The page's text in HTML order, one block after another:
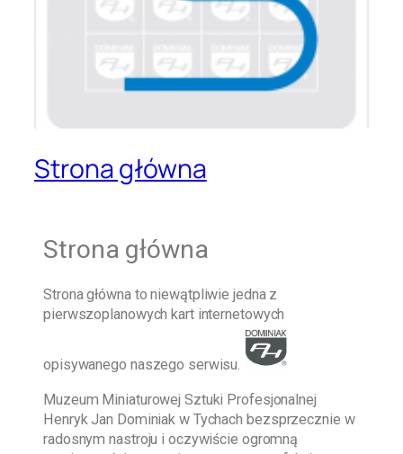
Strona główna
Strona główna
Strona głównato niewątpliwie jedna z
pierwszoplanowych kart internetowych
opisywanego naszego serwisu.
Muzeum Miniaturowej Sztuki Profesjonalnej
Henryk Jan Dominiak w Tychach bezsprzecznie w
radosnym nastroju i oczywiście ogromną